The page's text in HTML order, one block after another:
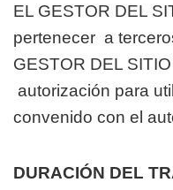
EL GESTOR DEL
pertenecer a
GESTOR DEL
autorización para
convenido con el
DURACIÓN DEL